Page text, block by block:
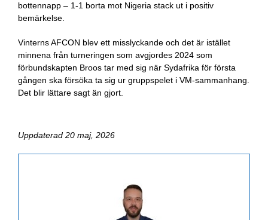
bottennapp – 1-1 borta mot Nigeria stack ut i positiv
bemärkelse.
Vinterns AFCON blev ett misslyckande och det är istället
minnena från turneringen som avgjordes 2024 som
förbundskapten Broos tar med sig när Sydafrika för första
gången ska försöka ta sig ur gruppspelet i VM-sammanhang.
Det blir lättare sagt än gjort.
Uppdaterad 20 maj, 2026